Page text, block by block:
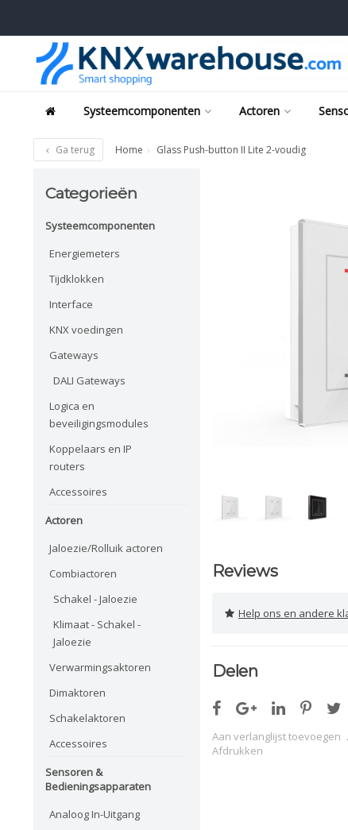
Systeemcomponenten Actoren
Ga terug Home Glass Push-button II Lite 2-voudig
Categorieën
Systeemcomponenten
Energiemeters
Tijdklokken
Interface
KNX voedingen
Gateways
DALI Gateways
Logica en
beveiligingsmodules
Koppelaars en IP
routers
Accessoires
Actoren
Jaloezie/Rolluik actoren
Combiactoren
Schakel - Jaloezie
Klimaat - Schakel -
Jaloezie
Verwarmingsaktoren
Dimaktoren
Schakelaktoren
Accessoires
Sensoren &
Bedieningsapparaten
Analoog In-Uitgang
Reviews
Help ons en andere
Delen
Aan verlanglijst toevoegen
Afdrukken